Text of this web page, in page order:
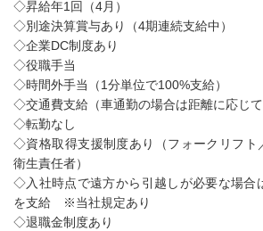
◇昇給年1回（4月）
◇別途決算賞与あり（4期連続支給中）
◇企業DC制度あり
◇役職手当
◇時間外手当（1分単位で100%支給）
◇交通費支給（車通勤の場合は距離に応じて
◇転勤なし
◇資格取得支援制度あり（フォークリフト
衛生責任者）
◇入社時点で遠方から引越しが必要な場合
を支給 ※当社規定あり
◇退職金制度あり